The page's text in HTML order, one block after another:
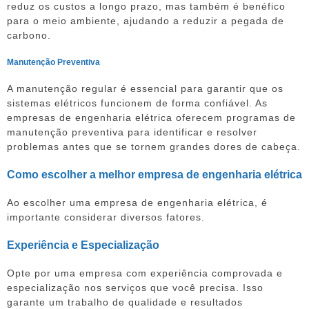
reduz os custos a longo prazo, mas também é benéfico
para o meio ambiente, ajudando a reduzir a pegada de
carbono.
Manutenção Preventiva
A manutenção regular é essencial para garantir que os
sistemas elétricos funcionem de forma confiável. As
empresas de engenharia elétrica oferecem programas de
manutenção preventiva para identificar e resolver
problemas antes que se tornem grandes dores de cabeça.
Como escolher a melhor empresa de engenharia elétrica
Ao escolher uma empresa de engenharia elétrica, é
importante considerar diversos fatores.
Experiência e Especialização
Opte por uma empresa com experiência comprovada e
especialização nos serviços que você precisa. Isso
garante um trabalho de qualidade e resultados